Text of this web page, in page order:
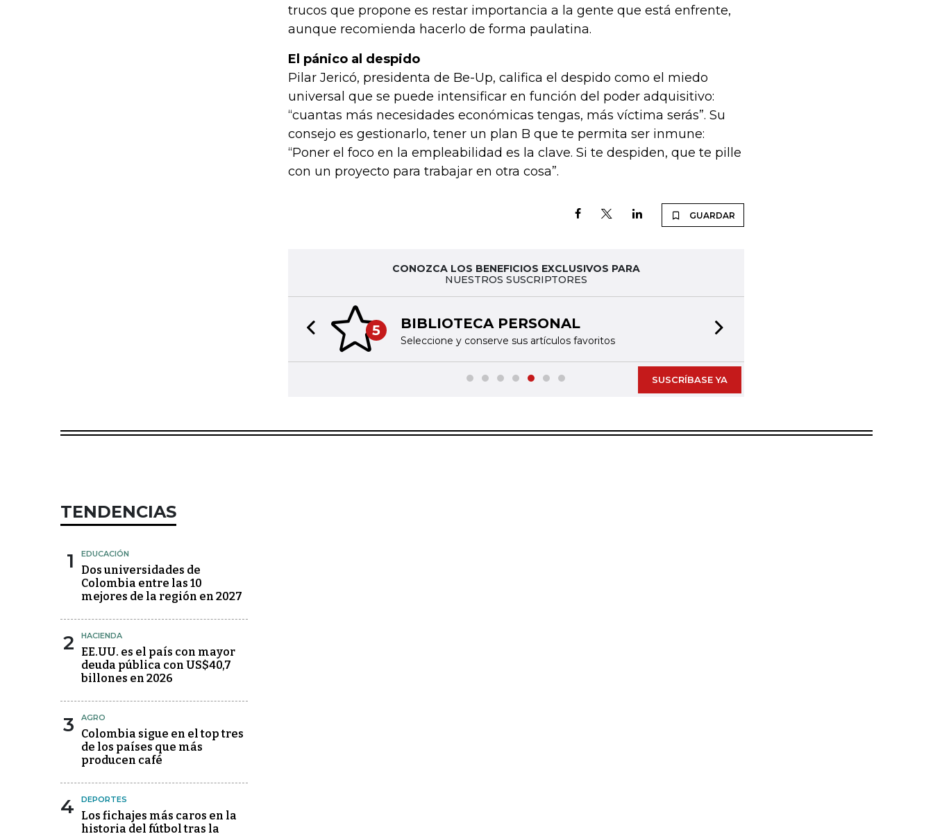
trucos que propone es restar importancia a la gente que está enfrente,
aunque recomienda hacerlo de forma paulatina.
El pánico al despido
Pilar Jericó, presidenta de Be-Up, califica el despido como el miedo
universal que se puede intensificar en función del poder adquisitivo:
“cuantas más necesidades económicas tengas, más víctima serás”. Su
consejo es gestionarlo, tener un plan B que te permita ser inmune:
“Poner el foco en la empleabilidad es la clave. Si te despiden, que te pille
con un proyecto para trabajar en otra cosa”.
GUARDAR
CONOZCA LOS BENEFICIOS EXCLUSIVOS PARA
NUESTROS SUSCRIPTORES
5 BIBLIOTECA PERSONAL
Seleccione y conserve sus artículos favoritos
Previous slide
SUSCRÍBASE YA
TENDENCIAS
1 EDUCACIÓN
Dos universidades de
Colombia entre las 10
mejores de la región en 2027
2 HACIENDA
EE.UU. es el país con mayor
deuda pública con US$40,7
billones en 2026
3 AGRO
Colombia sigue en el top tres
de los países que más
producen café
4 DEPORTES
Los fichajes más caros en la
historia del fútbol tras la